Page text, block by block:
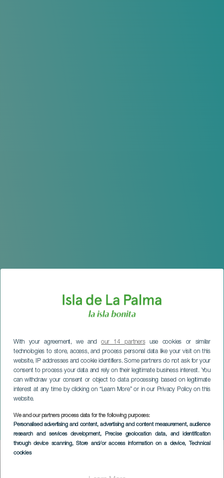
With your agreement, we andour 14 partnersuse cookies or similar
technologies to store, access, and process personal data like your visit on this
website, IP addresses and cookie identifiers. Some partners do not ask for your
consent to process your data and rely on their legitimate business interest. You
can withdraw your consent or object to data processing based on legitimate
interest at any time by clicking on “Learn More” or in our Privacy Policy on this
website.
We and our partners process data for the following purposes:
Personalised advertising and content, advertising and content measurement, audience
research and services development, Precise geolocation data, and identification
through device scanning, Store and/or access information on a device, Technical
cookies
Pablo Sainz - Villegas en
concierto
LA PALMA
Imagen